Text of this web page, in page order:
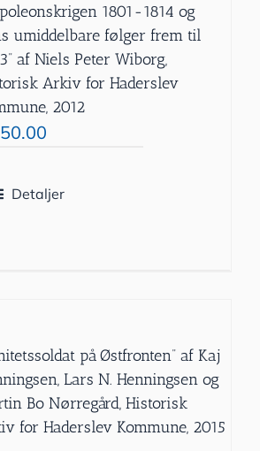
1801-1814 og
umiddelbare følger frem til
af Niels Peter Wiborg,
Arkiv for Haderslev
2012
50.00
Detaljer
på Østfronten” af Kaj
Lars N. Henningsen og
Bo Nørregård, Historisk
for Haderslev Kommune, 2015